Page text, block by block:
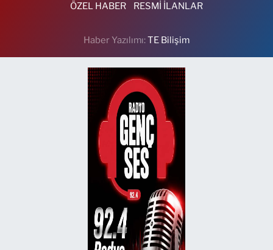
ÖZEL HABER
RESMİ İLANLAR
Haber Yazılımı:TE Bilişim